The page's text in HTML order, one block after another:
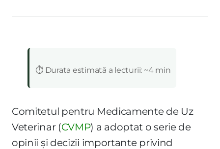
⏱️ Durata estimată a lecturii: ~4 min
Comitetul pentru Medicamente de Uz
Veterinar (CVMP) a adoptat o serie de
opinii și decizii importante privind